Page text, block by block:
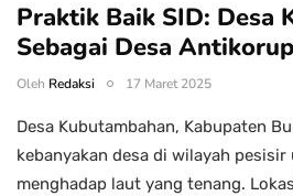
Praktik Baik SID: Desa
Sebagai Desa
Oleh Redaksi 17 Maret 2025
Desa Kubutambahan, Kabupaten
kebanyakan desa di wilayah pesisir
menghadap laut yang tenang.